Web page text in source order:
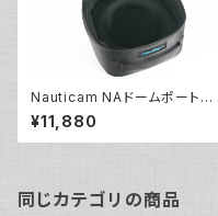
Nauticam NAドームポートキャ
リングバッグ230 [21034]
¥11,880
同じカテゴリの商品